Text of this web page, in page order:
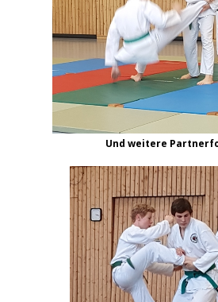
Und weitere